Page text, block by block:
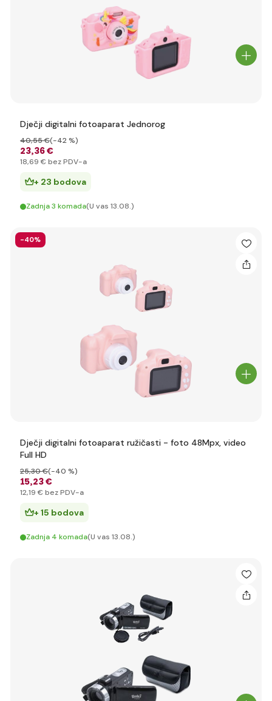
Dječji digitalni fotoaparat Jednorog
23,36 €
40,55 €(-42 %)
18,69 € bez PDV-a
+ 23 bodova
Zadnja 3 komada(U vas 13.08.)
-40%
Dječji digitalni fotoaparat ružičasti - foto 48Mpx, video
Full HD
15,23 €
25,30 €(-40 %)
12,19 € bez PDV-a
+ 15 bodova
Zadnja 4 komada(U vas 13.08.)